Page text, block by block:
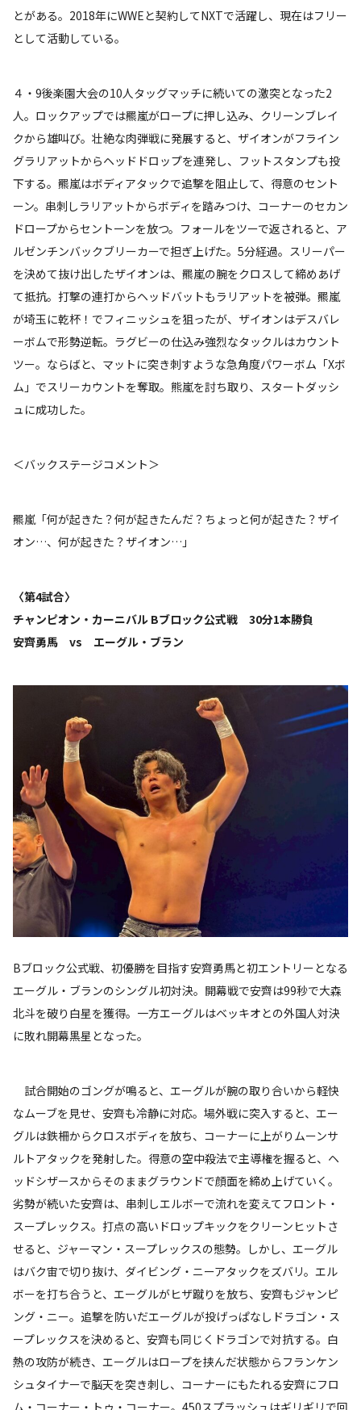
とがある。2018年にWWEと契約してNXTで活躍し、現在はフリー
として活動している。
４・9後楽園大会の10人タッグマッチに続いての激突となった2
人。ロックアップでは羆嵐がロープに押し込み、クリーンブレイ
クから雄叫び。壮絶な肉弾戦に発展すると、ザイオンがフライン
グラリアットからヘッドドロップを連発し、フットスタンプも投
下する。羆嵐はボディアタックで追撃を阻止して、得意のセント
ーン。串刺しラリアットからボディを踏みつけ、コーナーのセカン
ドロープからセントーンを放つ。フォールをツーで返されると、ア
ルゼンチンバックブリーカーで担ぎ上げた。5分経過。スリーパー
を決めて抜け出したザイオンは、羆嵐の腕をクロスして締めあげ
て抵抗。打撃の連打からヘッドバットもラリアットを被弾。羆嵐
が埼玉に乾杯！でフィニッシュを狙ったが、ザイオンはデスバレ
ーボムで形勢逆転。ラグビーの仕込み強烈なタックルはカウント
ツー。ならばと、マットに突き刺すような急角度パワーボム「Xボ
ム」でスリーカウントを奪取。熊嵐を討ち取り、スタートダッシ
ュに成功した。
＜バックステージコメント＞
羆嵐「何が起きた？何が起きたんだ？ちょっと何が起きた？ザイ
オン…、何が起きた？ザイオン…」
〈第4試合〉
チャンピオン・カーニバル Bブロック公式戦 30分1本勝負
安齊勇馬 vs エーグル・ブラン
Bブロック公式戦、初優勝を目指す安齊勇馬と初エントリーとなる
エーグル・ブランのシングル初対決。開幕戦で安齊は99秒で大森
北斗を破り白星を獲得。一方エーグルはベッキオとの外国人対決
に敗れ開幕黒星となった。
試合開始のゴングが鳴ると、エーグルが腕の取り合いから軽快
なムーブを見せ、安齊も冷静に対応。場外戦に突入すると、エー
グルは鉄柵からクロスボディを放ち、コーナーに上がりムーンサ
ルトアタックを発射した。得意の空中殺法で主導権を握ると、ヘ
ッドシザースからそのままグラウンドで顔面を締め上げていく。
劣勢が続いた安齊は、串刺しエルボーで流れを変えてフロント・
スープレックス。打点の高いドロップキックをクリーンヒットさ
せると、ジャーマン・スープレックスの態勢。しかし、エーグル
はバク宙で切り抜け、ダイビング・ニーアタックをズバリ。エル
ボーを打ち合うと、エーグルがヒザ蹴りを放ち、安齊もジャンピ
ング・ニー。追撃を防いだエーグルが投げっぱなしドラゴン・ス
ープレックスを決めると、安齊も同じくドラゴンで対抗する。白
熱の攻防が続き、エーグルはロープを挟んだ状態からフランケン
シュタイナーで脳天を突き刺し、コーナーにもたれる安齊にフロ
ム・コーナー・トゥ・コーナー。450スプラッシュはギリギリで回